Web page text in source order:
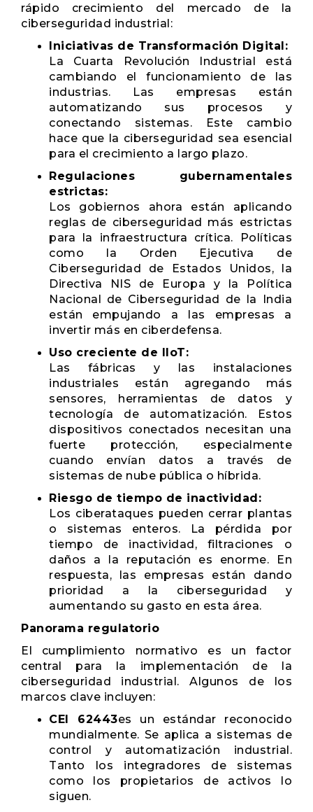
rápido crecimiento del mercado de la
ciberseguridad industrial:
Iniciativas de Transformación Digital:
La Cuarta Revolución Industrial está
cambiando el funcionamiento de las
industrias. Las empresas están
automatizando sus procesos y
conectando sistemas. Este cambio
hace que la ciberseguridad sea esencial
para el crecimiento a largo plazo.
Regulaciones gubernamentales
estrictas:
Los gobiernos ahora están aplicando
reglas de ciberseguridad más estrictas
para la infraestructura crítica. Políticas
como la Orden Ejecutiva de
Ciberseguridad de Estados Unidos, la
Directiva NIS de Europa y la Política
Nacional de Ciberseguridad de la India
están empujando a las empresas a
invertir más en ciberdefensa.
Uso creciente de IIoT:
Las fábricas y las instalaciones
industriales están agregando más
sensores, herramientas de datos y
tecnología de automatización. Estos
dispositivos conectados necesitan una
fuerte protección, especialmente
cuando envían datos a través de
sistemas de nube pública o híbrida.
Riesgo de tiempo de inactividad:
Los ciberataques pueden cerrar plantas
o sistemas enteros. La pérdida por
tiempo de inactividad, filtraciones o
daños a la reputación es enorme. En
respuesta, las empresas están dando
prioridad a la ciberseguridad y
aumentando su gasto en esta área.
Panorama regulatorio
El cumplimiento normativo es un factor
central para la implementación de la
ciberseguridad industrial. Algunos de los
marcos clave incluyen:
CEI 62443es un estándar reconocido
mundialmente. Se aplica a sistemas de
control y automatización industrial.
Tanto los integradores de sistemas
como los propietarios de activos lo
siguen.